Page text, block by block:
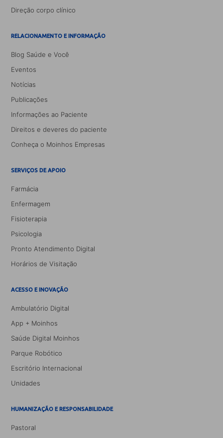
Direção corpo clínico
RELACIONAMENTO E INFORMAÇÃO
Blog Saúde e Você
Eventos
Notícias
Publicações
Informações ao Paciente
Direitos e deveres do paciente
Conheça o Moinhos Empresas
SERVIÇOS DE APOIO
Farmácia
Enfermagem
Fisioterapia
Psicologia
Pronto Atendimento Digital
Horários de Visitação
ACESSO E INOVAÇÃO
Ambulatório Digital
App + Moinhos
Saúde Digital Moinhos
Parque Robótico
Escritório Internacional
Unidades
HUMANIZAÇÃO E RESPONSABILIDADE
Pastoral